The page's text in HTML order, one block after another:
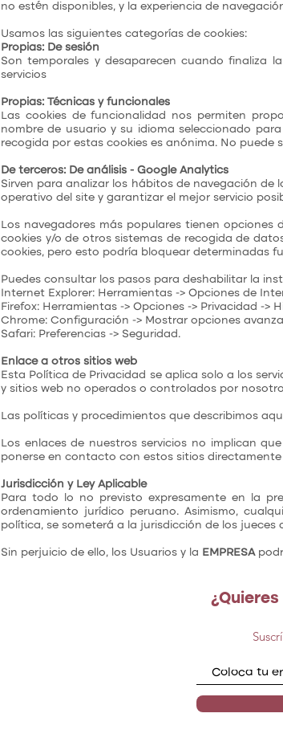
no estén disponibles, y la experiencia de
Usamos las siguientes categorías de cookies:
Propias: De sesión
Son temporales y desaparecen cuando finaliza
servicios
Propias: Técnicas y funcionales
Las cookies de funcionalidad nos permiten
nombre de usuario y su idioma seleccionado
recogida por estas cookies es anónima. No
De terceros: De análisis - Google Analytics
Sirven para analizar los hábitos de navegación
operativo del site y garantizar el mejor servicio
Los navegadores más populares tienen
cookies y/o de otros sistemas de recogida de
cookies, pero esto podría bloquear determinadas
Puedes consultar los pasos para deshabilitar la
Internet Explorer: Herramientas -> Opciones de
Firefox: Herramientas -> Opciones -> Privacidad ->
Chrome: Configuración -> Mostrar opciones
Safari: Preferencias -> Seguridad.
Enlace a otros sitios web
Esta Política de Privacidad se aplica solo a los
y sitios web no operados o controlados por
Las políticas y procedimientos que describimos
Los enlaces de nuestros servicios no implican
ponerse en contacto con estos sitios
Jurisdicción y Ley Aplicable
Para todo lo no previsto expresamente en la
ordenamiento jurídico peruano. Asimismo,
política, se someterá a la jurisdicción de los jueces
Sin perjuicio de ello, los Usuarios y la EMPRESA